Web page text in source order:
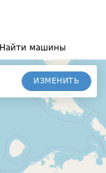
Найти машины
ИЗМЕНИТЬ